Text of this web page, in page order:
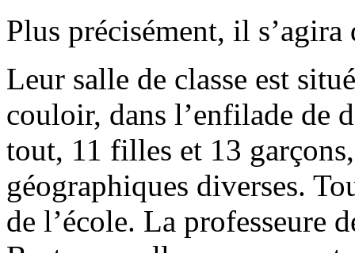
Plus précisément, il
Leur salle de classe est
couloir, dans l’enfilade de
tout, 11 filles et 13
géographiques diverses.
de l’école. La professeure